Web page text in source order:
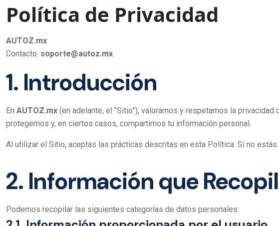
Política de Privacidad
AUTOZ.mx
Contacto: soporte@autoz.mx
1. Introducción
En AUTOZ.mx (en adelante, el “Sitio”), valoramos y respetamos la
protegemos y, en ciertos casos, compartimos tu información personal.
Al utilizar el Sitio, aceptas las prácticas descritas en esta Política. Si no
2. Información que
Podemos recopilar las siguientes categorías de datos personales: